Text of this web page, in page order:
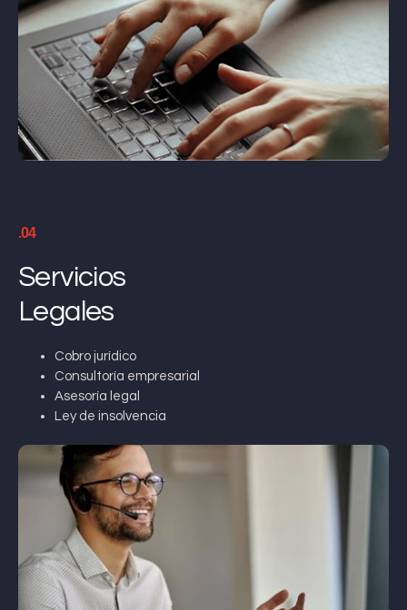
.04
Servicios
Legales
Cobro jurídico
Consultoría empresarial
Asesoría legal
Ley de insolvencia